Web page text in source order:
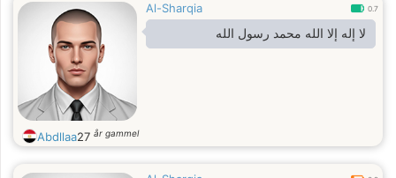
Al-Sharqia 0.7
لا إله إلا الله محمد رسول الله
Abdllaa27 år gammel